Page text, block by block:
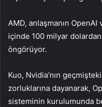
AMD, anlaşmanın
içinde 100 milyar
öngörüyor.
Kuo, Nvidia’nın
zorluklarına dayanarak,
sisteminin kurulumunda